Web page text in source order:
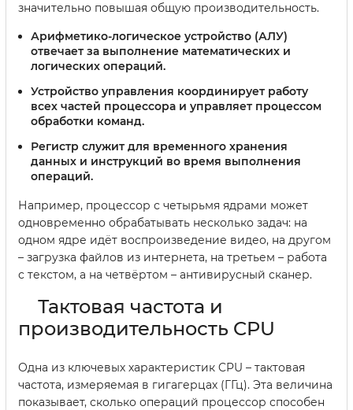
значительно повышая общую производительность.
Арифметико-логическое устройство (АЛУ)
отвечает за выполнение математических и
логических операций.
Устройство управления координирует работу
всех частей процессора и управляет процессом
обработки команд.
Регистр служит для временного хранения
данных и инструкций во время выполнения
операций.
Например, процессор с четырьмя ядрами может
одновременно обрабатывать несколько задач: на
одном ядре идёт воспроизведение видео, на другом
– загрузка файлов из интернета, на третьем – работа
с текстом, а на четвёртом – антивирусный сканер.
Тактовая частота и
производительность CPU
Одна из ключевых характеристик CPU – тактовая
частота, измеряемая в гигагерцах (ГГц). Эта величина
показывает, сколько операций процессор способен